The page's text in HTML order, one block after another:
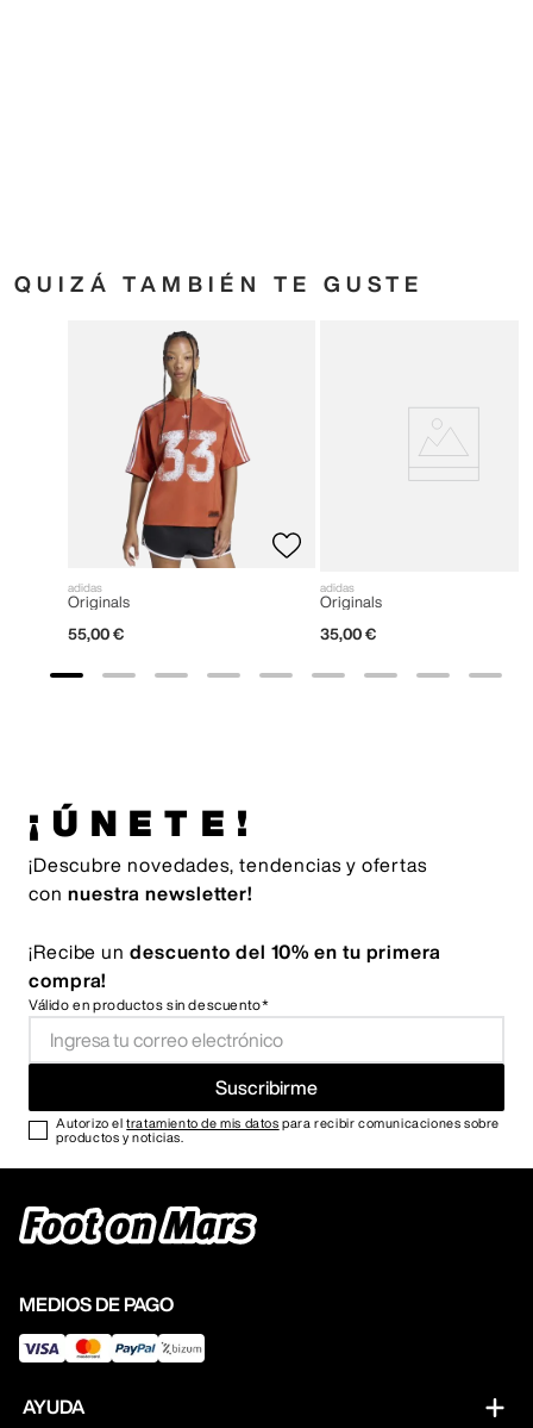
QUIZÁ TAMBIÉN TE GUSTE
adidas
Originals
55,00 €
adidas
Originals
35,00 €
¡ÚNETE!
¡Descubre novedades, tendencias y ofertas
con nuestra newsletter!
¡Recibe un descuento del 10% en tu primera
compra!
Válido en productos sin descuento*
Suscribirme
Autorizo eltratamiento de mis datos para recibir comunicaciones sobre
productos y noticias.
MEDIOS DE PAGO
AYUDA